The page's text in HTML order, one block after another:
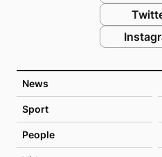
News
Sport
People